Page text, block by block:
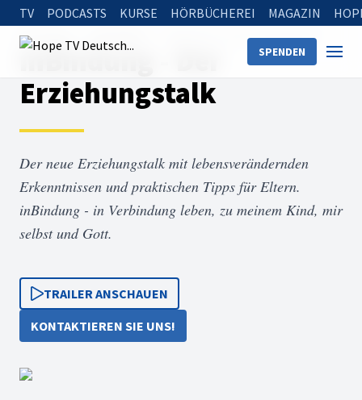
TV PODCASTS KURSE HÖRBÜCHEREI MAGAZIN
SPENDEN
Startseite inBindung - Der Erziehungstalk
inBindung - Der
Erziehungstalk
Der neue Erziehungstalk mit lebensverändernden
Erkenntnissen und praktischen Tipps für Eltern.
inBindung - in Verbindung leben, zu meinem Kind, mir
selbst und Gott.
TRAILER ANSCHAUEN
KONTAKTIEREN SIE UNS!